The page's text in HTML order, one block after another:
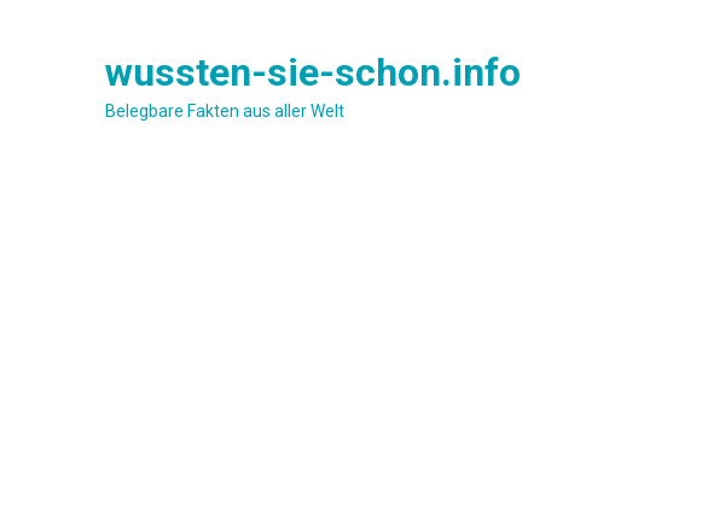
wussten-sie-schon.info
Belegbare Fakten aus aller Welt